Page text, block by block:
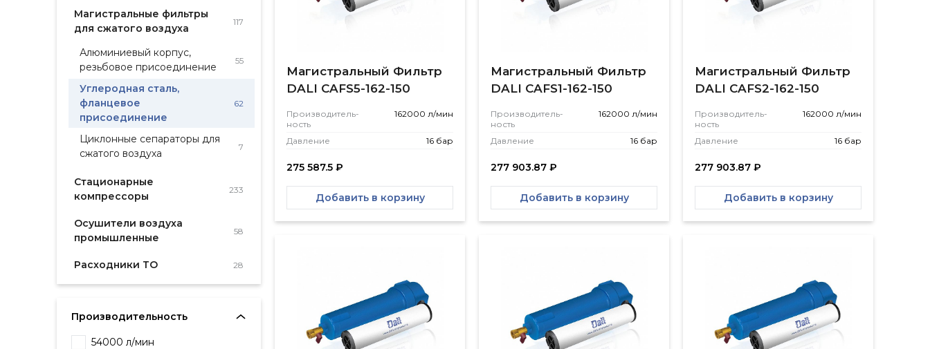
Магистральные фильтры
для сжатого воздуха
117
Алюминиевый корпус,
резьбовое присоединение
55
Углеродная сталь,
фланцевое
присоединение
62
Циклонные сепараторы для
сжатого воздуха
7
Стационарные
компрессоры
233
Осушители воздуха
промышленные
58
Расходники ТО 28
Производительность
54000 л/мин
Магистральный Фильтр
DALI CAFS5-162-150
Производитель­
ность
162000 л/мин
Давление 16 бар
275 587.5 ₽
Добавить в корзину
Магистральный Фильтр
DALI CAFS1-162-150
Производитель­
ность
162000 л/мин
Давление 16 бар
277 903.87 ₽
Добавить в корзину
Магистральный Фильтр
DALI CAFS2-162-150
Производитель­
ность
162000 л/мин
Давление 16 бар
277 903.87 ₽
Добавить в корзину